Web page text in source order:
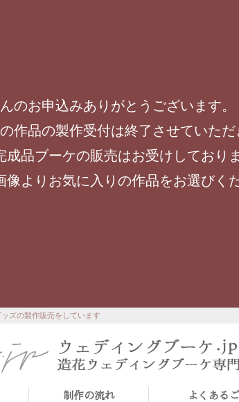
のお申込みありがとうございます。
作品の製作受付は終了させていただ
成品ブーケの販売はお受けしておりま
よりお気に入りの作品をお選びくだ
ズの製作販売をしています
制作の流れ よくある